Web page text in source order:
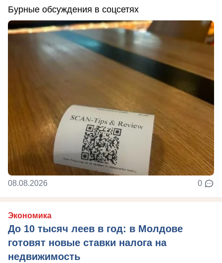
Бурные обсуждения в соцсетях
08.08.2026 0
Экономика
До 10 тысяч леев в год: в Молдове
готовят новые ставки налога на
недвижимость